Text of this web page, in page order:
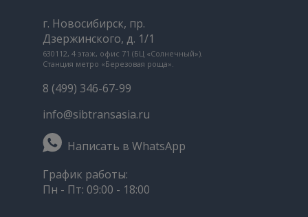
г. Новосибирск, пр.
Дзержинского, д. 1/1
630112, 4 этаж, офис 71 (БЦ «Солнечный»).
Станция метро «Березовая роща».
8 (499) 346-67-99
info@sibtransasia.ru
Написать в WhatsApp
График работы:
Пн - Пт: 09:00 - 18:00